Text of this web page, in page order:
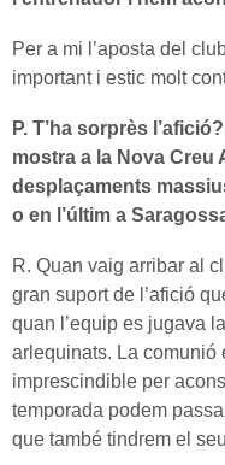
Per a mi l’aposta del
important i estic molt
P. T’ha sorprès
mostra a la Nova Creu
desplaçaments
o en l’últim a
R. Quan vaig arribar al
gran suport de l’afició
quan l’equip es jugava
arlequinats. La comunió
imprescindible per
temporada podem
que també tindrem el